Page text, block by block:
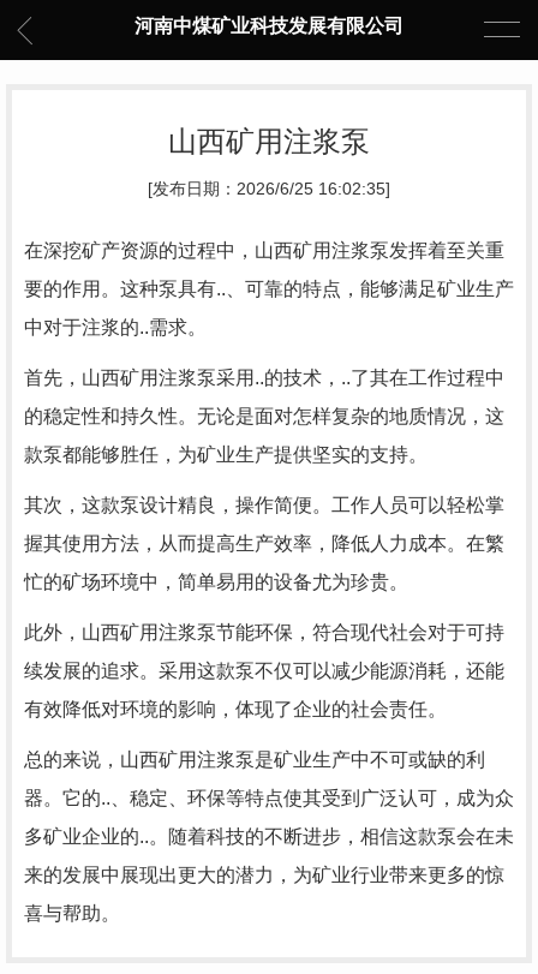
河南中煤矿业科技发展有限公司
山西矿用注浆泵
[发布日期：2026/6/25 16:02:35]
在深挖矿产资源的过程中，山西矿用注浆泵发挥着至关重
要的作用。这种泵具有..、可靠的特点，能够满足矿业生产
中对于注浆的..需求。
首先，山西矿用注浆泵采用..的技术，..了其在工作过程中
的稳定性和持久性。无论是面对怎样复杂的地质情况，这
款泵都能够胜任，为矿业生产提供坚实的支持。
其次，这款泵设计精良，操作简便。工作人员可以轻松掌
握其使用方法，从而提高生产效率，降低人力成本。在繁
忙的矿场环境中，简单易用的设备尤为珍贵。
此外，山西矿用注浆泵节能环保，符合现代社会对于可持
续发展的追求。采用这款泵不仅可以减少能源消耗，还能
有效降低对环境的影响，体现了企业的社会责任。
总的来说，山西矿用注浆泵是矿业生产中不可或缺的利
器。它的..、稳定、环保等特点使其受到广泛认可，成为众
多矿业企业的..。随着科技的不断进步，相信这款泵会在未
来的发展中展现出更大的潜力，为矿业行业带来更多的惊
喜与帮助。